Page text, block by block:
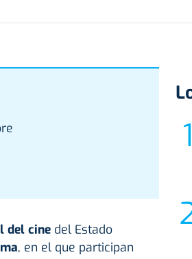
del cinedel Estado
, en el que participan